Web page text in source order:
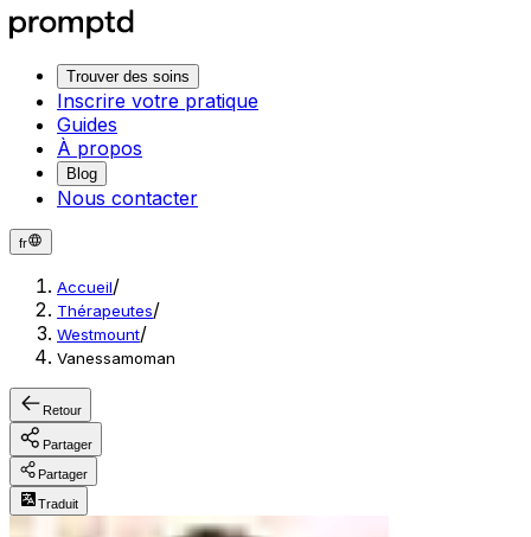
Trouver des soins
Inscrire votre pratique
Guides
À propos
Blog
Nous contacter
fr
Accueil/
Thérapeutes/
Westmount/
Vanessamoman
Retour
Partager
Partager
Traduit